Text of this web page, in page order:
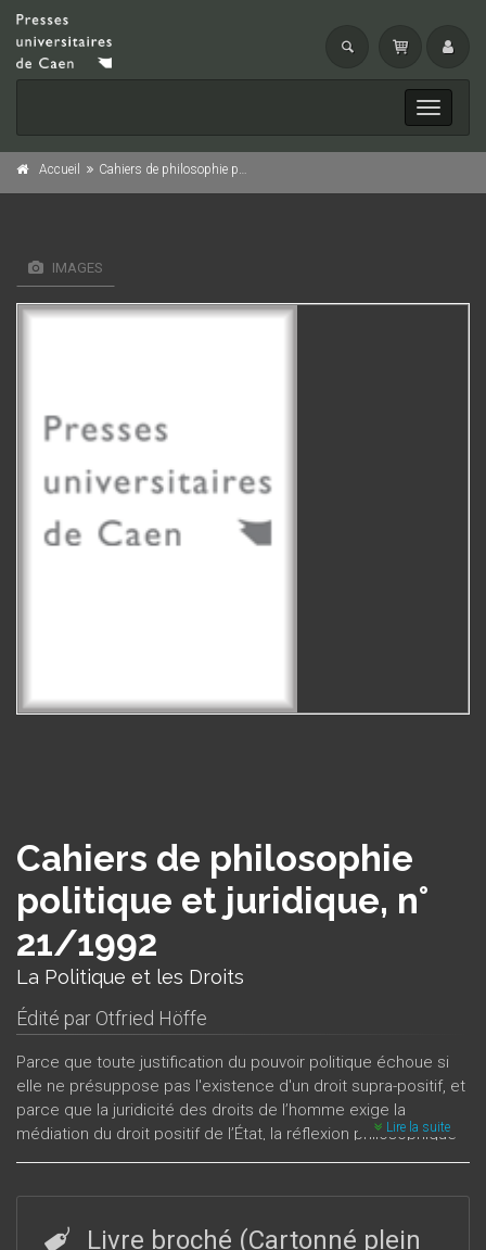
Toggle
Accueil Cahiers de philosophie politique et juridique, n° 21/1992
IMAGES
Cahiers de philosophie
politique et juridique, n°
21/1992
La Politique et les Droits
Édité par Otfried Höffe
Parce que toute justification du pouvoir politique échoue si
elle ne présuppose pas l'existence d'un droit supra-positif, et
parce que la juridicité des droits de l’homme exige la
médiation du droit positif de l’État, la réflexion philosophique
doit savoir, tout ensemble, en appeler à l’idée indifférenciée
double exigence est nécessaire si l’on veut retrouver la
Lire la suite
Livre broché (Cartonné plein